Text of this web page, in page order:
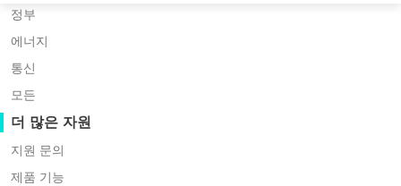
P2P 마이그레이션
C2C 마이그레이션
C2V 마이그레이션
P2C 마이그레이션
복구 가능성
VM 복구 검증
OS 복구 검증
Huawei FusionCompute
Red Hat Virtualization
Oracle OLVM
XenServer/Citrix Hypervisor
KayGrid
InCloud Sphere
Arcfra
정부
에너지
통신
모든
더 많은 자원
지원 문의
제품 기능
목